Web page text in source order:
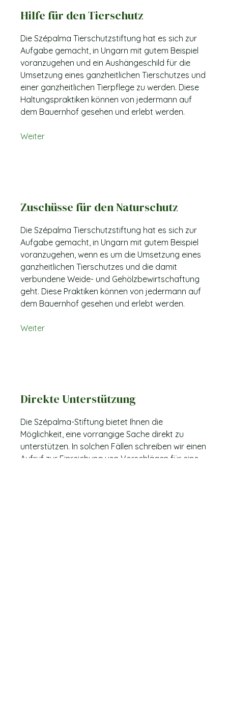
Hilfe für den Tierschutz
Die Szépalma Tierschutzstiftung hat es sich zur
Aufgabe gemacht, in Ungarn mit gutem Beispiel
voranzugehen und ein Aushängeschild für die
Umsetzung eines ganzheitlichen Tierschutzes und
einer ganzheitlichen Tierpflege zu werden. Diese
Haltungspraktiken können von jedermann auf
dem Bauernhof gesehen und erlebt werden.
Weiter
Zuschüsse für den Naturschutz
Die Szépalma Tierschutzstiftung hat es sich zur
Aufgabe gemacht, in Ungarn mit gutem Beispiel
voranzugehen, wenn es um die Umsetzung eines
ganzheitlichen Tierschutzes und die damit
verbundene Weide- und Gehölzbewirtschaftung
geht. Diese Praktiken können von jedermann auf
dem Bauernhof gesehen und erlebt werden.
Weiter
Direkte Unterstützung
Die Szépalma-Stiftung bietet Ihnen die
Möglichkeit, eine vorrangige Sache direkt zu
unterstützen. In solchen Fällen schreiben wir einen
Aufruf zur Einreichung von Vorschlägen für eine